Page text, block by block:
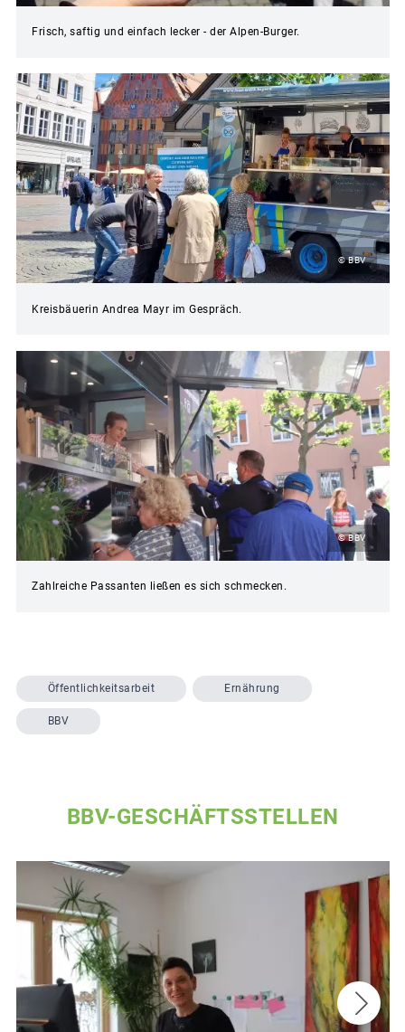
Frisch, saftig und einfach lecker - der Alpen-Burger.
© BBV
Kreisbäuerin Andrea Mayr im Gespräch.
© BBV
Zahlreiche Passanten ließen es sich schmecken.
Öffentlichkeitsarbeit Ernährung
BBV
BBV-GESCHÄFTSSTELLEN